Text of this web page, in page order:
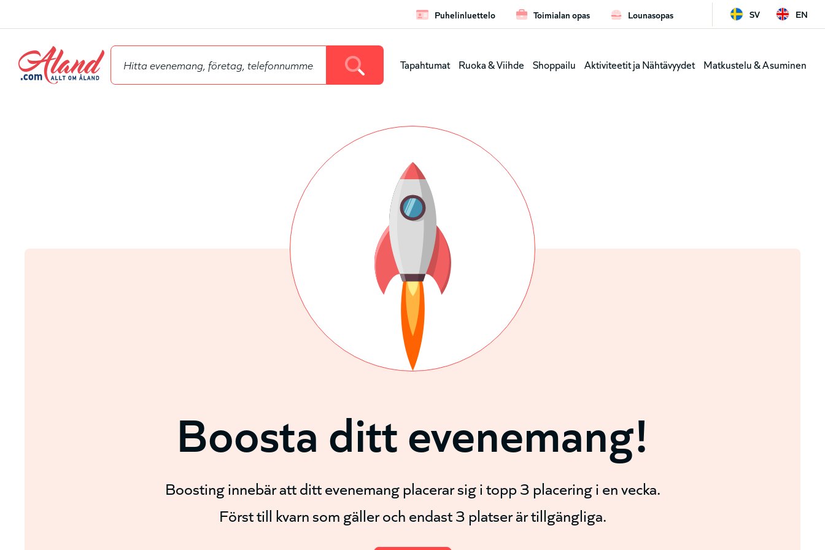
pääsisältöön
Leaderboard
Puhelinluettelo Toimialan opas Lounasopas SV EN
(nivå
1)
Tapahtumat Ruoka & Viihde Shoppailu Aktiviteetit ja Nähtävyydet Matkustelu & Asuminen
Boosta ditt evenemang!
Boosting innebär att ditt evenemang placerar sig i topp 3 placering i en vecka.
Först till kvarn som gäller och endast 3 platser är tillgängliga.